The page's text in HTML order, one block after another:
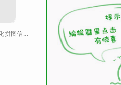
步骤循环 递进扁平化拼图信息图表--拼图01